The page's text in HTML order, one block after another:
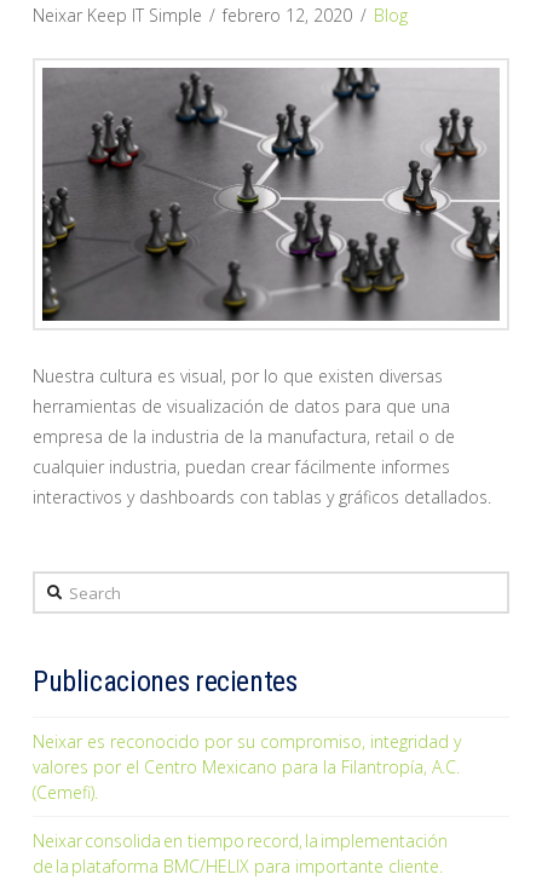
Neixar Keep IT Simple febrero 12, 2020 Blog
Nuestra cultura es visual, por lo que existen diversas
herramientas de visualización de datos para que una
empresa de la industria de la manufactura, retail o de
cualquier industria, puedan crear fácilmente informes
interactivos y dashboards con tablas y gráficos detallados.
Search
Publicaciones recientes
Neixar es reconocido por su compromiso, integridad y
valores por el Centro Mexicano para la Filantropía, A.C.
(Cemefi).
Neixar consolida en tiempo record, la implementación
de la plataforma BMC/HELIX para importante cliente.